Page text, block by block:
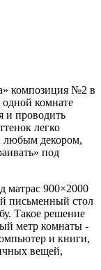
композиция №2 в
одной комнате
и проводить
легко
любым декором,
под
матрас 900×2000
письменный стол
Такое решение
метр комнаты -
и книги,
вещей,